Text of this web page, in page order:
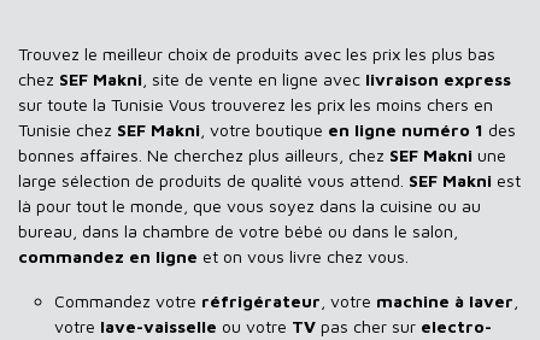
Trouvez le meilleur choix de produits avec les prix les plus bas
chez SEF Makni , site de vente en ligne avec livraison express
sur toute la Tunisie Vous trouverez les prix les moins chers en
Tunisie chez SEF Makni , votre boutique en ligne numéro 1 des
bonnes affaires. Ne cherchez plus ailleurs, chez SEF Makni une
large sélection de produits de qualité vous attend. SEF Makni est
là pour tout le monde, que vous soyez dans la cuisine ou au
bureau, dans la chambre de votre bébé ou dans le salon,
commandez en ligne et on vous livre chez vous.
Commandez votre réfrigérateur , votre machine à laver
votre lave-vaisselle ou votre TV pas cher sur electro-